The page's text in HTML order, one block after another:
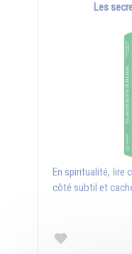
Les
En spiritualité, lire
côté subtil et